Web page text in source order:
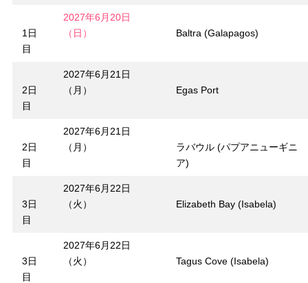
1日
目
2027年6月20日
（日）
Baltra (Galapagos)
2日
目
2027年6月21日
（月）
Egas Port
2日
目
2027年6月21日
（月）
ラバウル (パプアニューギニ
ア)
3日
目
2027年6月22日
（火）
Elizabeth Bay (Isabela)
3日
目
2027年6月22日
（火）
Tagus Cove (Isabela)